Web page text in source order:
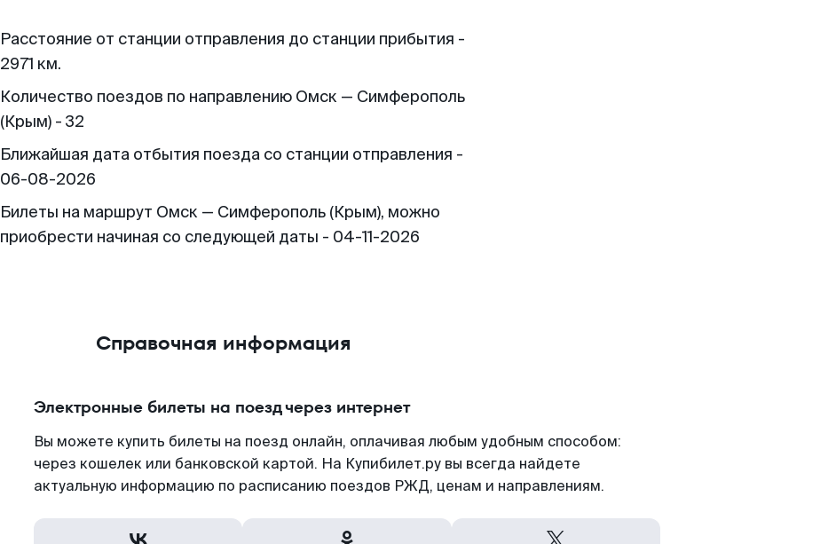
Расстояние от станции отправления до станции прибытия -
2971 км.
Количество поездов по направлению Омск — Симферополь
(Крым) - 32
Ближайшая дата отбытия поезда со станции отправления -
06-08-2026
Билеты на маршрут Омск — Симферополь (Крым), можно
приобрести начиная со следующей даты - 04-11-2026
Справочная информация
Электронные билеты на поезд через интернет
Вы можете купить билеты на поезд онлайн, оплачивая любым удобным способом:
через кошелек или банковской картой. На Купибилет.ру вы всегда найдете
актуальную информацию по расписанию поездов РЖД, ценам и направлениям.